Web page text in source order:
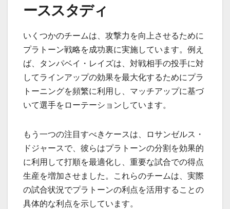
ーススタディ
いくつかのチームは、攻撃力を向上させるために
プラトーン戦略を成功裏に実施しています。例え
ば、タンパベイ・レイズは、対戦相手の投手に対
してラインアップの効果を最大化するためにプラ
トーニングを頻繁に利用し、マッチアップに基づ
いて選手をローテーションしています。
もう一つの注目すべきケースは、ロサンゼルス・
ドジャースで、彼らはプラトーンの分割を効果的
に利用して打順を最適化し、重要な試合での得点
生産を増加させました。これらのチームは、実際
の試合状況でプラトーンの利点を活用することの
具体的な利点を示しています。